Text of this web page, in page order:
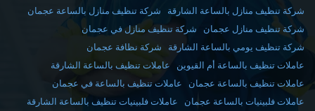
شركة تنظيف منازل بالساعة الشارقة
شركة تنظيف منازل بالساعة عجمان
شركة تنظيف منازل عجمان
شركة تنظيف منازل في عجمان
شركة تنظيف يومي بالساعة الشارقة
شركة نظافة عجمان
عاملات تنظيف بالساعة أم القيوين
عاملات تنظيف بالساعة الشارقة
عاملات تنظيف بالساعة عجمان
عاملات تنظيف بالساعة في عجمان
عاملات فلبينيات بالساعة عجمان
عاملات فلبينيات تنظيف بالساعة الشارقة